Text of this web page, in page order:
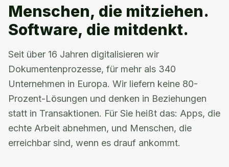
Menschen, die mitziehen.
Software, die mitdenkt.
Seit über 16 Jahren digitalisieren wir
Dokumentenprozesse, für mehr als 340
Unternehmen in Europa. Wir liefern keine 80-
Prozent-Lösungen und denken in Beziehungen
statt in Transaktionen. Für Sie heißt das: Apps, die
echte Arbeit abnehmen, und Menschen, die
erreichbar sind, wenn es drauf ankommt.